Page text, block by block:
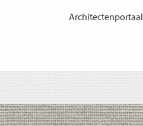
Architectenportaal